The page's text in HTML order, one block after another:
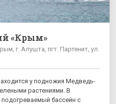
«Крым»
г. Алушта, пгт. Партенит, ул.
у подножия Медведь-
растениями. В
бассейн с